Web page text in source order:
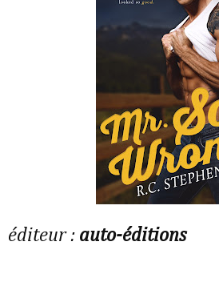
éditeur : auto-éditions